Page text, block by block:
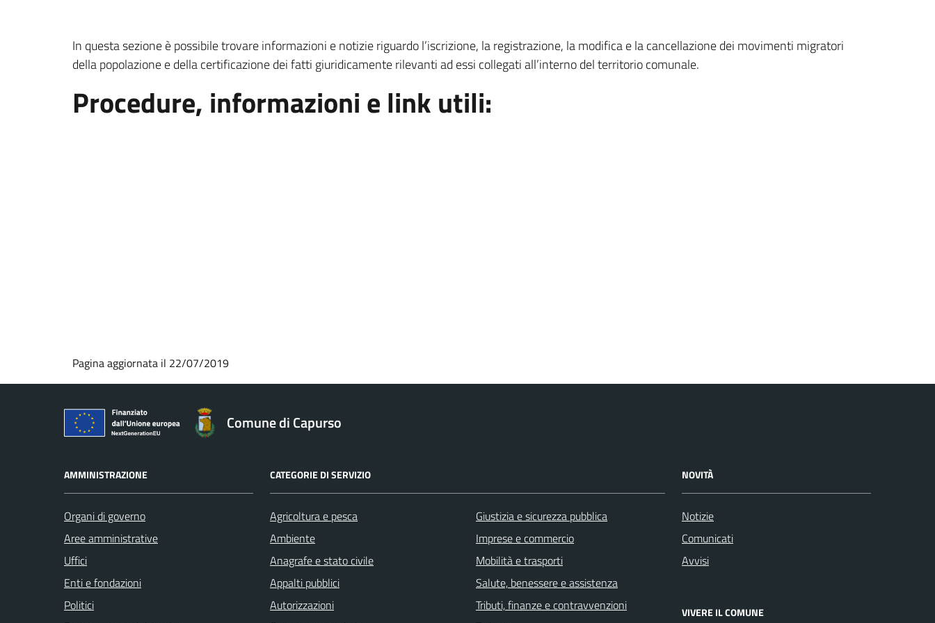
In questa sezione è possibile trovare informazioni e notizie riguardo l’iscrizione, la registrazione, la modifica e la cancellazione dei movimenti migratori
della popolazione e della certificazione dei fatti giuridicamente rilevanti ad essi collegati all’interno del territorio comunale.
Procedure, informazioni e link utili:
Pagina aggiornata il 22/07/2019
Comune di Capurso
AMMINISTRAZIONE
Organi di governo
Aree amministrative
Uffici
Enti e fondazioni
Politici
CATEGORIE DI SERVIZIO
Agricoltura e pesca
Ambiente
Anagrafe e stato civile
Appalti pubblici
Autorizzazioni
Giustizia e sicurezza pubblica
Imprese e commercio
Mobilità e trasporti
Salute, benessere e assistenza
Tributi, finanze e contravvenzioni
NOVITÀ
Notizie
Comunicati
Avvisi
VIVERE IL COMUNE